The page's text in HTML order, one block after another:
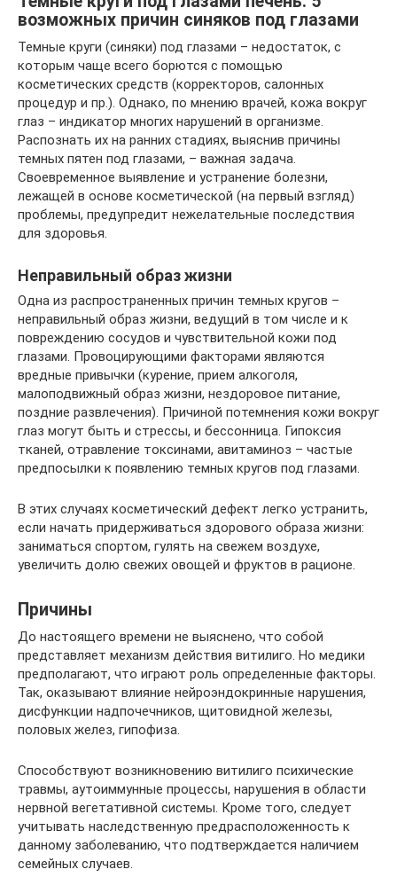
возможных причин синяков под глазами
Темные круги (синяки) под глазами – недостаток, с
которым чаще всего борются с помощью
косметических средств (корректоров, салонных
процедур и пр.). Однако, по мнению врачей, кожа вокруг
глаз – индикатор многих нарушений в организме.
Распознать их на ранних стадиях, выяснив причины
темных пятен под глазами, – важная задача.
Своевременное выявление и устранение болезни,
лежащей в основе косметической (на первый взгляд)
проблемы, предупредит нежелательные последствия
для здоровья.
Неправильный образ жизни
Одна из распространенных причин темных кругов –
неправильный образ жизни, ведущий в том числе и к
повреждению сосудов и чувствительной кожи под
глазами. Провоцирующими факторами являются
вредные привычки (курение, прием алкоголя,
малоподвижный образ жизни, нездоровое питание,
поздние развлечения). Причиной потемнения кожи вокруг
глаз могут быть и стрессы, и бессонница. Гипоксия
тканей, отравление токсинами, авитаминоз – частые
предпосылки к появлению темных кругов под глазами.
В этих случаях косметический дефект легко устранить,
если начать придерживаться здорового образа жизни:
заниматься спортом, гулять на свежем воздухе,
увеличить долю свежих овощей и фруктов в рационе.
Причины
До настоящего времени не выяснено, что собой
представляет механизм действия витилиго. Но медики
предполагают, что играют роль определенные факторы.
Так, оказывают влияние нейроэндокринные нарушения,
дисфункции надпочечников, щитовидной железы,
половых желез, гипофиза.
Способствуют возникновению витилиго психические
травмы, аутоиммунные процессы, нарушения в области
нервной вегетативной системы. Кроме того, следует
учитывать наследственную предрасположенность к
данному заболеванию, что подтверждается наличием
семейных случаев.